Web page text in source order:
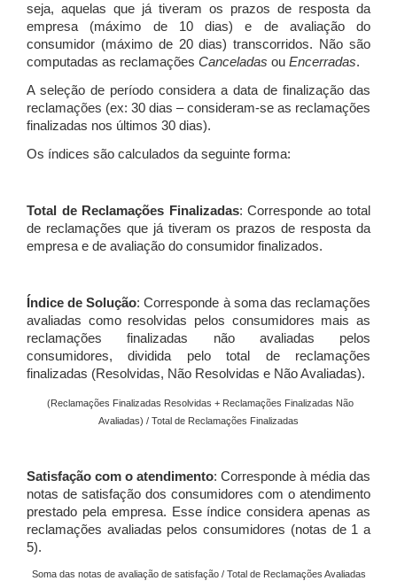
seja, aquelas que já tiveram os prazos de resposta da
empresa (máximo de 10 dias) e de avaliação do
consumidor (máximo de 20 dias) transcorridos. Não são
computadas as reclamações Canceladas ou Encerradas.
A seleção de período considera a data de finalização das
reclamações (ex: 30 dias – consideram-se as reclamações
finalizadas nos últimos 30 dias).
Os índices são calculados da seguinte forma:
Total de Reclamações Finalizadas: Corresponde ao total
de reclamações que já tiveram os prazos de resposta da
empresa e de avaliação do consumidor finalizados.
Índice de Solução: Corresponde à soma das reclamações
avaliadas como resolvidas pelos consumidores mais as
reclamações finalizadas não avaliadas pelos
consumidores, dividida pelo total de reclamações
finalizadas (Resolvidas, Não Resolvidas e Não Avaliadas).
(Reclamações Finalizadas Resolvidas + Reclamações Finalizadas Não
Avaliadas) / Total de Reclamações Finalizadas
Satisfação com o atendimento: Corresponde à média das
notas de satisfação dos consumidores com o atendimento
prestado pela empresa. Esse índice considera apenas as
reclamações avaliadas pelos consumidores (notas de 1 a
5).
Soma das notas de avaliação de satisfação / Total de Reclamações Avaliadas